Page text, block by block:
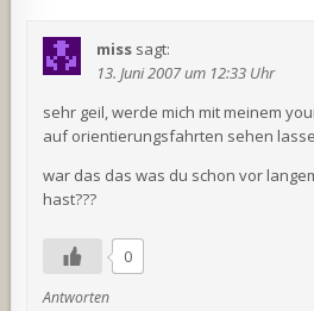
miss sagt:
13. Juni 2007 um 12:33 Uhr
sehr geil, werde mich mit meinem
auf orientierungsfahrten sehen
war das das was du schon vor
hast???
0
Antworten